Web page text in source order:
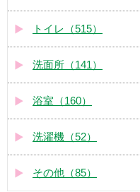
トイレ（515）
洗面所（141）
浴室（160）
洗濯機（52）
その他（85）